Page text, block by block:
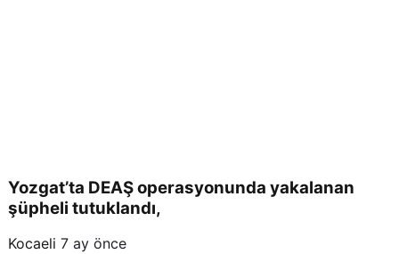
Yozgat’ta DEAŞ operasyonunda yakalanan
şüpheli tutuklandı,
Kocaeli 7 ay önce